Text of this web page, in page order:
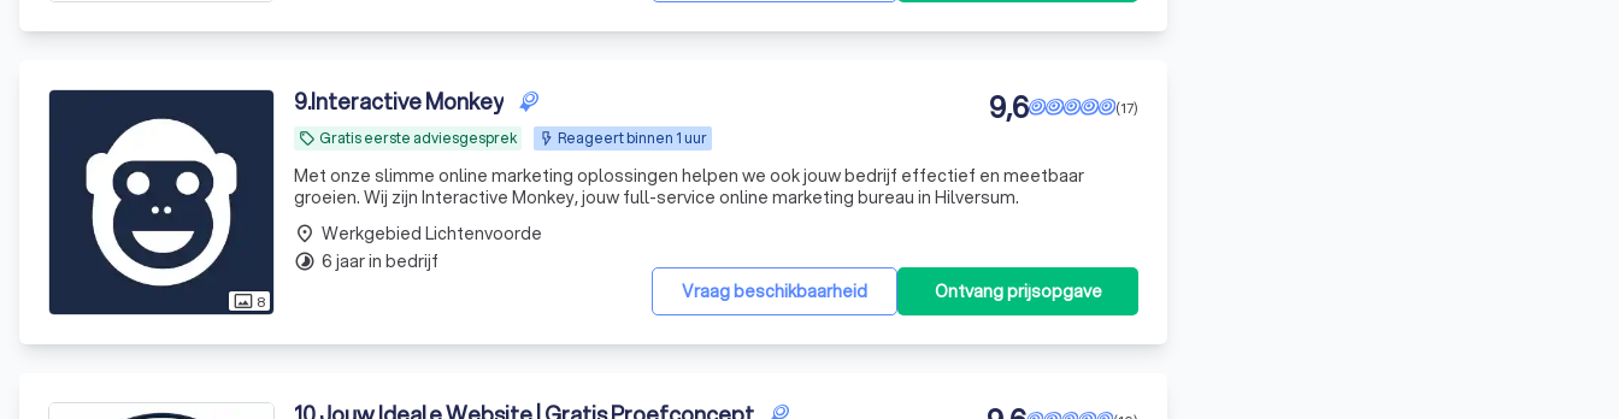
photo_size_select_actual 8
9.Interactive Monkey
local_offer Gratis eerste adviesgesprek Reageert binnen 1 uur
(17)
9,6
Met onze slimme online marketing oplossingen helpen we ook jouw bedrijf effectief en meetbaar
groeien. Wij zijn Interactive Monkey, jouw full-service online marketing bureau in Hilversum.
Vraag beschikbaarheid Ontvang prijsopgave
place Werkgebied Lichtenvoorde
timelapse 6 jaar in bedrijf